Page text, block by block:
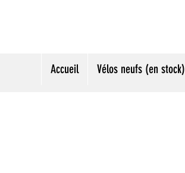
Accueil Vélos neufs (en stock)